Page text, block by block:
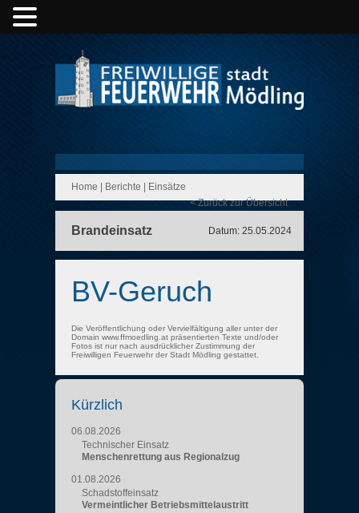
Home Berichte
Einsätze
< Zurück zur Übersicht
Brandeinsatz Datum: 25.05.2024
BV-Geruch
Die Veröffentlichung oder Vervielfältigung aller unter der
Domain www.ffmoedling.at präsentierten Texte und/oder
Fotos ist nur nach ausdrücklicher Zustimmung der
Freiwilligen Feuerwehr der Stadt Mödling gestattet.
Kürzlich
06.08.2026
Technischer Einsatz
Menschenrettung aus Regionalzug
01.08.2026
Schadstoffeinsatz
Vermeintlicher Betriebsmittelaustritt